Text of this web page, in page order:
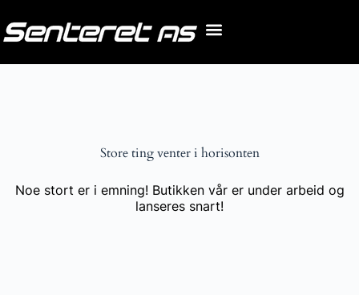
Store ting venter i horisonten
Noe stort er i emning! Butikken vår er under arbeid og
lanseres snart!